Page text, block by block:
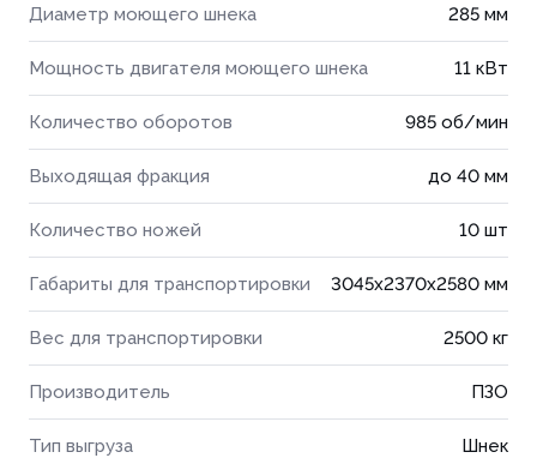
Диаметр моющего шнека 285 мм
Мощность двигателя моющего шнека 11 кВт
Количество оборотов 985 об/мин
Выходящая фракция до 40 мм
Количество ножей 10 шт
Габариты для транспортировки 3045x2370x2580 мм
Вес для транспортировки 2500 кг
Производитель ПЗО
Тип выгруза Шнек